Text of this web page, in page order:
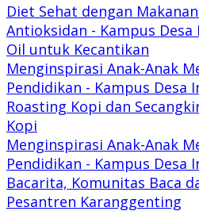
Diet Sehat dengan
Antioksidan - Kampus Desa
Oil untuk Kecantikan
Menginspirasi Anak-Anak
Pendidikan - Kampus Desa
Roasting Kopi dan
Kopi
Menginspirasi Anak-Anak
Pendidikan - Kampus Desa
Bacarita, Komunitas Baca
Pesantren Karanggenting